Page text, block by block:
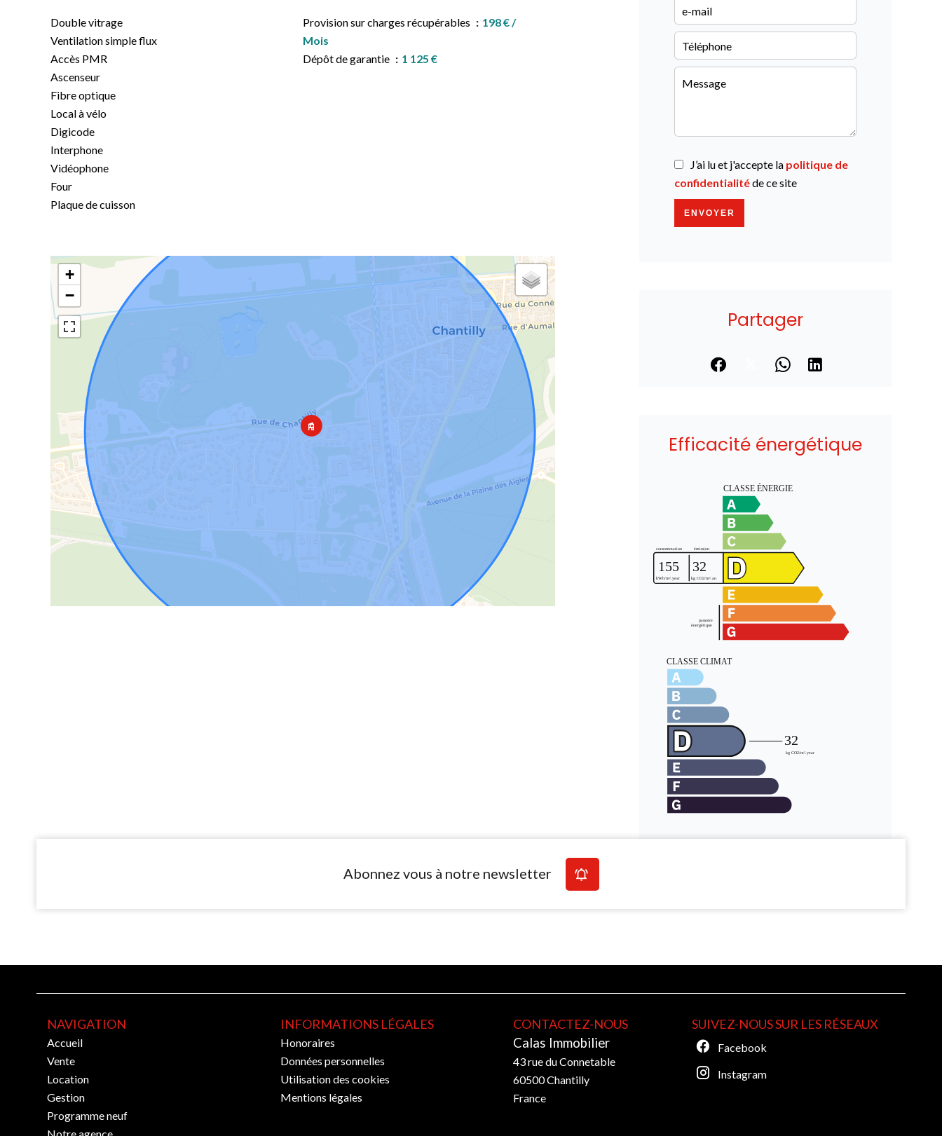
Double vitrage
Ventilation simple flux
Accès PMR
Ascenseur
Fibre optique
Local à vélo
Digicode
Interphone
Vidéophone
Four
Plaque de cuisson
Provision sur charges récupérables
198 € /
Mois
Dépôt de garantie
1 125 €
+
−
J’ai lu et j'accepte la politique de
confidentialitéde ce site
ENVOYER
Partager
Efficacité énergétique
Abonnez vous à notre newsletter
NAVIGATION
Accueil
Vente
Location
Gestion
Programme neuf
INFORMATIONS LÉGALES
Honoraires
Données personnelles
Utilisation des cookies
Mentions légales
CONTACTEZ-NOUS
Calas Immobilier
43 rue du Connetable
60500Chantilly
France
SUIVEZ-NOUS SUR LES RÉSEAUX
Facebook
Instagram